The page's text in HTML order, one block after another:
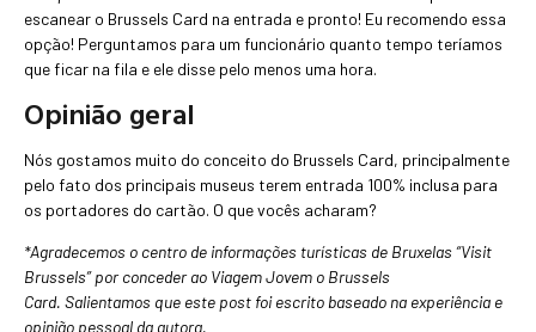
escanear o Brussels Card na entrada e pronto! Eu recomendo essa
opção! Perguntamos para um funcionário quanto tempo teríamos
que ficar na fila e ele disse pelo menos uma hora.
Opinião geral
Nós gostamos muito do conceito do Brussels Card, principalmente
pelo fato dos principais museus terem entrada 100% inclusa para
os portadores do cartão. O que vocês acharam?
*Agradecemos o centro de informações turísticas de Bruxelas “Visit
Brussels” por conceder ao Viagem Jovem o Brussels
Card. Salientamos que este post foi escrito baseado na experiência e
opinião pessoal da autora.